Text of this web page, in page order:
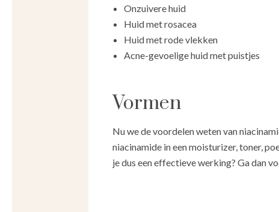
Onzuivere huid
Huid met rosacea
Huid met rode vlekken
Acne-gevoelige huid met puistjes
Vormen
Nu we de voordelen weten van
niacinamide in een moisturizer, toner,
je dus een effectieve werking? Ga dan